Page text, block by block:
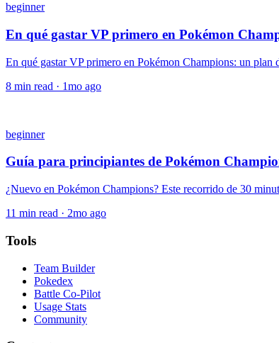
beginner
En qué gastar VP primero en Pokémon
En qué gastar VP primero en Pokémon Champions: un plan
8 min read · 1mo ago
beginner
Guía para principiantes de Pokémon
¿Nuevo en Pokémon Champions? Este recorrido de 30
11 min read · 2mo ago
Tools
Team Builder
Pokedex
Battle Co-Pilot
Usage Stats
Community